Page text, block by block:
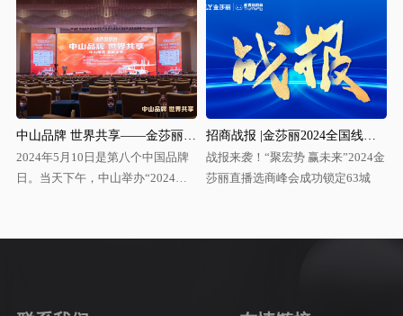
139 届广交会丨金莎丽以品质引领舒适卫浴新风尚
同新质造 悦见真章